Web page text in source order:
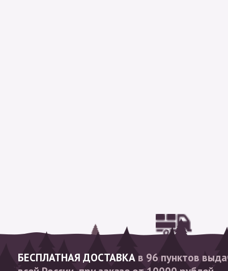
БЕСПЛАТНАЯ ДОСТАВКА в 96 пунктов